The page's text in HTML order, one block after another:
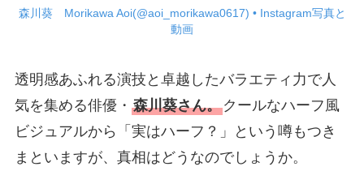
森川葵 Morikawa Aoi(@aoi_morikawa0617) • Instagram写真と
動画
透明感あふれる演技と卓越したバラエティ力で人
気を集める俳優・ 森川葵さん。クールなハーフ風
ビジュアルから「実はハーフ？」という噂もつき
まといますが、真相はどうなのでしょうか。